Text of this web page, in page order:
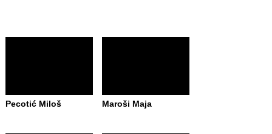
Pecotić Miloš Maroši Maja